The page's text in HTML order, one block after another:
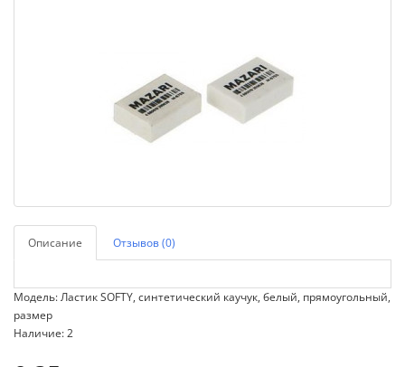
Описание Отзывов (0)
Модель: Ластик SOFTY, синтетический каучук, белый, прямоугольный,
размер
Наличие: 2